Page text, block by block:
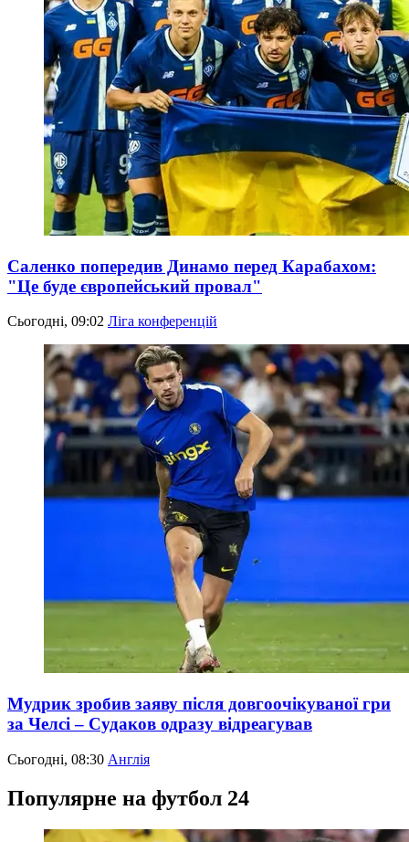
Саленко попередив Динамо перед Карабахом:
"Це буде європейський провал"
Сьогодні, 09:02 Ліга конференцій
Мудрик зробив заяву після довгоочікуваної гри
за Челсі – Судаков одразу відреагував
Сьогодні, 08:30 Англія
Популярне на футбол 24